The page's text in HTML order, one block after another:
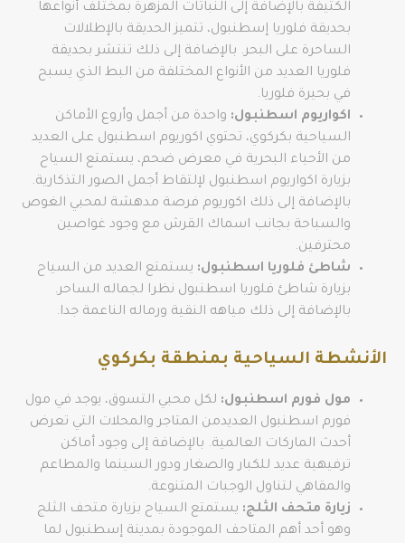
الكثيفة بالإضافة إلى النباتات المزهرة بمختلف أنواعها
بحديقة فلوريا إسطنبول، تتميز الحديقة بالإطلالات
الساحرة على البحر. بالإضافة إلى ذلك تنتشر بحديقة
فلوريا العديد من الأنواع المختلفة من البط الذي يسبح
في بحيرة فلوريا.
اكواريوم اسطنبول: واحدة من أجمل وأروع الأماكن
السياحية بكركوي، تحتوي اكوريوم اسطنبول على العديد
من الأحياء البحرية في معرض ضحم، يستمتع السياح
بزيارة اكواريوم اسطنبول لإلتقاط أجمل الصور التذكارية.
بالإضافة إلى ذلك اكوريوم فرصة مدهشة لمحبي الغوص
والسباحة بجانب اسماك القرش مع وجود غواصين
محترفين.
شاطئ فلوريا اسطنبول: يستمتع العديد من السياح
بزيارة شاطئ فلوريا اسطنبول نظرا لجماله الساحر.
بالإضافة إلى ذلك مياهه النقية ورماله الناعمة جدا.
الأنشطة السياحية بمنطقة بكركوي
مول فورم اسطنبول: لكل محبي التسوق، يوجد في مول
فورم اسطنبول العديدمن المتاجر والمحلات التي تعرض
أحدث الماركات العالمية. بالإضافة إلى وجود أماكن
ترفيهية عديد للكبار والصغار ودور السينما والمطاعم
والمقاهي لتناول الوجبات المتنوعة.
زيارة متحف الثلج: يستمتع السياح بزيارة متحف الثلج
وهو أحد أهم المتاحف الموجودة بمدينة إسطنبول لما